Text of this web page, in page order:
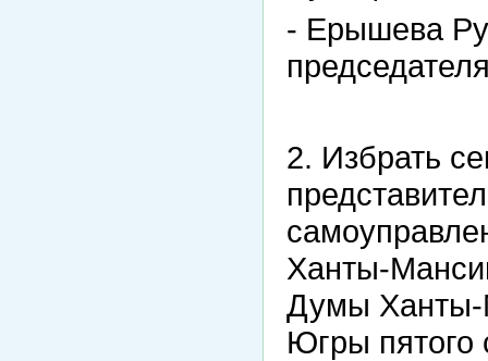
- Ерышева
2. Избрать
Ханты-
Думы Ханты-
Югры пятого